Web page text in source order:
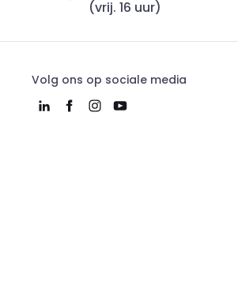
(vrij. 16 uur)
Volg ons op sociale media